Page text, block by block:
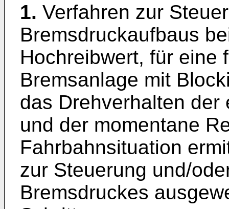
1. Verfahren zur
Bremsdruckaufbaus
Hochreibwert, für eine
Bremsanlage mit
das Drehverhalten
und der momentane
Fahrbahnsituation
zur Steuerung und/
Bremsdruckes